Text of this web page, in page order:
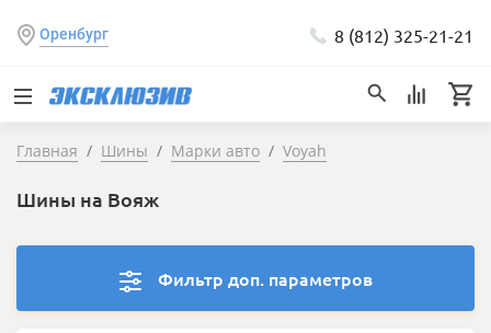
Оренбург 8 (812) 325-21-21
Главная Шины Марки авто Voyah
Шины на Вояж
Фильтр доп. параметров